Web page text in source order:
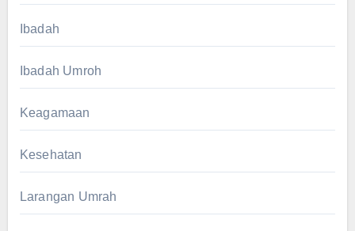
Ibadah
Ibadah Umroh
Keagamaan
Kesehatan
Larangan Umrah